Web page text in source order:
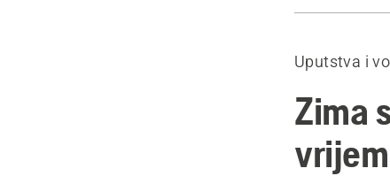
Vodič
Serija
Proizvodi
Uputstva i
Zima